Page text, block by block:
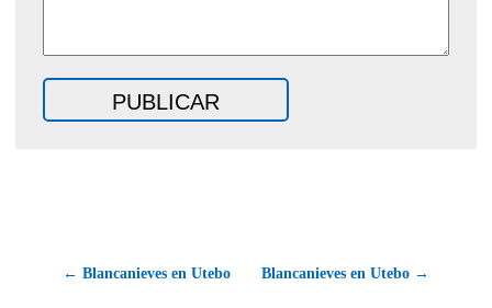
← Blancanieves en Utebo Blancanieves en Utebo →